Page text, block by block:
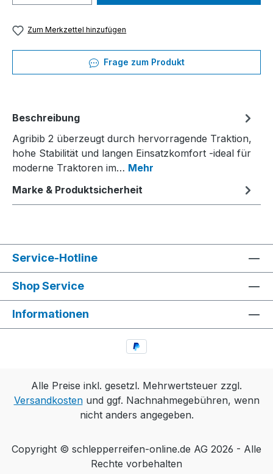
Zum Merkzettel hinzufügen
Frage zum Produkt
Beschreibung
Agribib 2 überzeugt durch hervorragende Traktion,
hohe Stabilität und langen Einsatzkomfort -ideal für
moderne Traktoren im… Mehr
Marke & Produktsicherheit
Service-Hotline
Shop Service
Informationen
Alle Preise inkl. gesetzl. Mehrwertsteuer zzgl.
Versandkostenund ggf. Nachnahmegebühren, wenn
nicht anders angegeben.
Copyright © schlepperreifen-online.de AG 2026 - Alle
Rechte vorbehalten